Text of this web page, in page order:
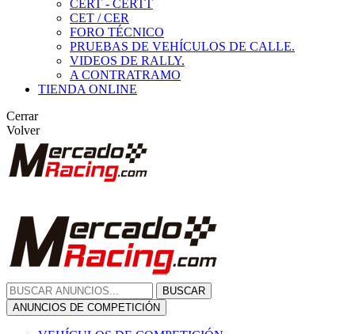
CERT - CERTT
CET / CER
FORO TÉCNICO
PRUEBAS DE VEHÍCULOS DE CALLE.
VIDEOS DE RALLY.
A CONTRATRAMO
TIENDA ONLINE
Cerrar
Volver
BUSCAR
ANUNCIOS DE COMPETICIÓN
VEHÍCULOS DE COMPETICIÓN
MARCAS DESTACADAS